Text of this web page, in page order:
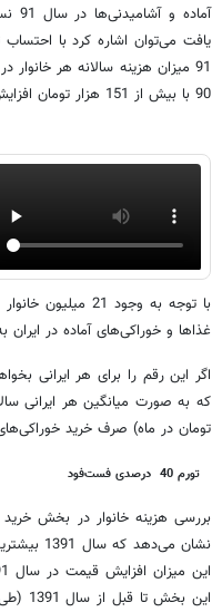
آماده و آشامیدنی
یافت می
90 با بیش از 151 هزار تومان افزایش به 531 هزار و 896 تومان رسیده است.
با توجه به وجود
غذاها و خوراکیهای آماده در ایران به بیش از 11.1
اگر این رقم را برای هر ایرانی
تومان در ماه) صرف خرید خوراکی
تورم 40 درصدی فست‌فود
بررسی هزینه خانوار در بخش
نشان می
دهد که
این بخش تا قبل از سال 1391 (طی سال